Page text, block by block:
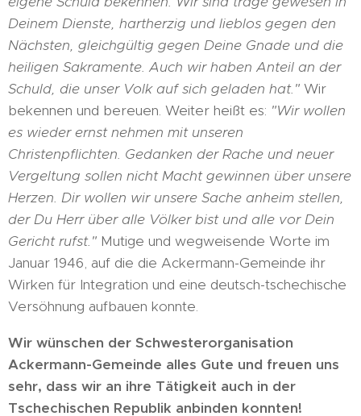
Deinem Dienste, hartherzig und lieblos gegen den
Nächsten, gleichgültig gegen Deine Gnade und die
heiligen Sakramente. Auch wir haben Anteil an der
Schuld, die unser Volk auf sich geladen hat." Wir
bekennen und bereuen. Weiter heißt es: "Wir wollen
es wieder ernst nehmen mit unseren
Christenpflichten. Gedanken der Rache und neuer
Vergeltung sollen nicht Macht gewinnen über unsere
Herzen. Dir wollen wir unsere Sache anheim stellen,
der Du Herr über alle Völker bist und alle vor Dein
Gericht rufst." Mutige und wegweisende Worte im
Januar 1946, auf die die Ackermann-Gemeinde ihr
Wirken für Integration und eine deutsch-tschechische
Versöhnung aufbauen konnte.
Wir wünschen der Schwesterorganisation
Ackermann-Gemeinde alles Gute und freuen uns
sehr, dass wir an ihre Tätigkeit auch in der
Tschechischen Republik anbinden konnten!